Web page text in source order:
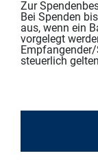
Zur
Bei Spenden
aus, wenn ein
vorgelegt
steuerlich